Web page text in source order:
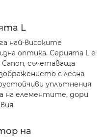
L
най-високите
оптика. Серията L е
съчетаваща
с лесна
уплътнения
на елементите, дори
на